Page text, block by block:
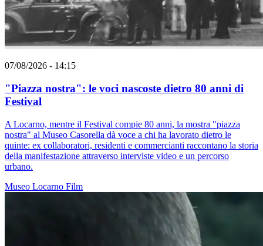
07/08/2026 - 14:15
"Piazza nostra": le voci nascoste dietro 80 anni di
Festival
A Locarno, mentre il Festival compie 80 anni, la mostra "piazza
nostra" al Museo Casorella dà voce a chi ha lavorato dietro le
quinte: ex collaboratori, residenti e commercianti raccontano la storia
della manifestazione attraverso interviste video e un percorso
urbano.
Museo Locarno Film